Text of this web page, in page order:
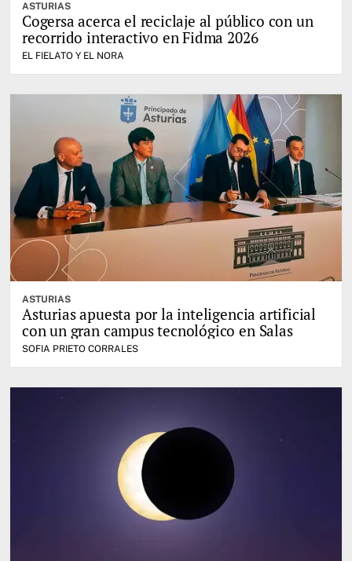
ASTURIAS
Cogersa acerca el reciclaje al público con un
recorrido interactivo en Fidma 2026
EL FIELATO Y EL NORA
ASTURIAS
Asturias apuesta por la inteligencia artificial
con un gran campus tecnológico en Salas
SOFIA PRIETO CORRALES